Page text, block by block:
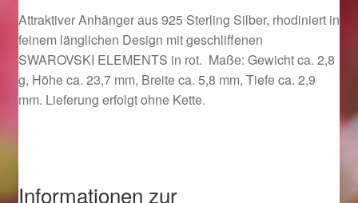
Ostergeschenke finden für Ostern 2017
Ostergeschenke finden für Ostern 2018
Ostergeschenke finden für Ostern 2019
Attraktiver Anhänger aus 925 Sterling Silber, rhodiniert in
feinem länglichen Design mit geschliffenen
SWAROVSKI ELEMENTS in rot. Maße: Gewicht ca. 2,8
g, Höhe ca. 23,7 mm, Breite ca. 5,8 mm, Tiefe ca. 2,9
mm. Lieferung erfolgt ohne Kette.
Informationen zur